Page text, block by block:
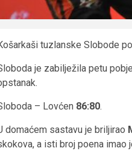
tuzlanske Slobode
je zabilježila petu
– Lovćen 86:80.
domaćem sastavu je briljirao
a isti broj poena imao